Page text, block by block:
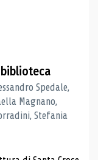
biblioteca
Spedale,
Magnano,
Stefania